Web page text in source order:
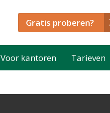
Gratis proberen?
Voor kantoren Tarieven